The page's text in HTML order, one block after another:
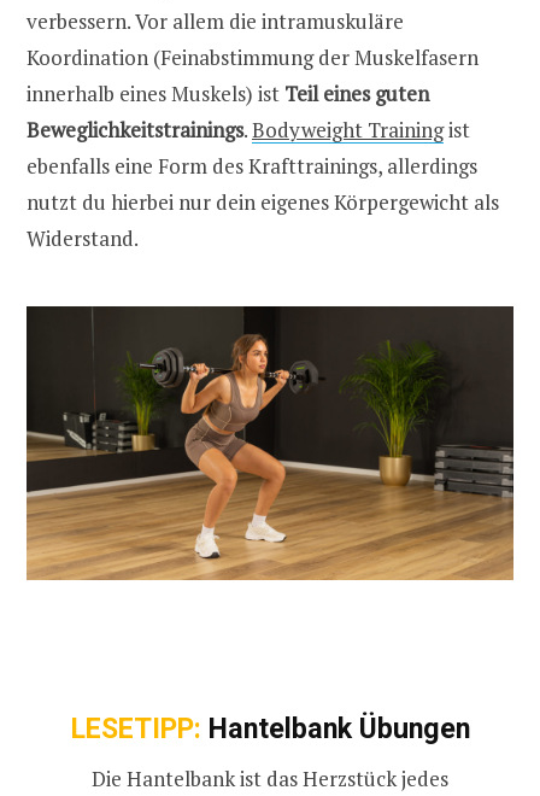
verbessern. Vor allem die intramuskuläre
Koordination (Feinabstimmung der Muskelfasern
innerhalb eines Muskels) ist Teil eines guten
Beweglichkeitstrainings.Bodyweight Trainingist
ebenfalls eine Form des Krafttrainings, allerdings
nutzt du hierbei nur dein eigenes Körpergewicht als
Widerstand.
LESETIPP: Hantelbank Übungen
Die Hantelbank ist das Herzstück jedes